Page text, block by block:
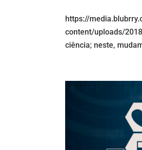
https://
content/uploads/
ciência; neste,